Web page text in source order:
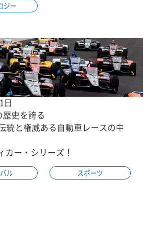
ジー
日
歴史を誇る
統と権威ある自動車レースの中
カー・シリーズ！
ル スポーツ